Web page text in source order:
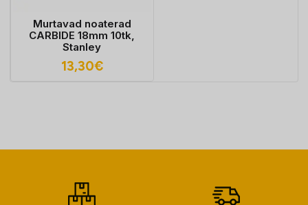
Murtavad noaterad
CARBIDE 18mm 10tk,
Stanley
13,30€